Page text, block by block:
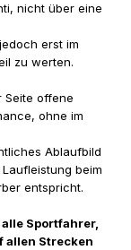
nicht über eine
erst im
zu werten.
Seite offene
ohne im
Ablaufbild
beim
entspricht.
Sportfahrer,
allen Strecken